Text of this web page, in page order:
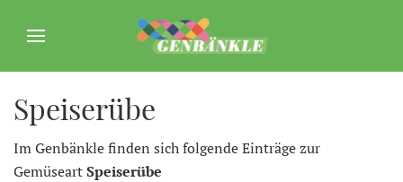
Speiserübe
Im Genbänkle finden sich folgende Einträge zur
GemüseartSpeiserübe